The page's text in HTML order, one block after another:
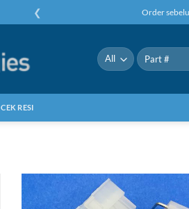
❮ Order
Pencarian
untuk:
CEK RESI